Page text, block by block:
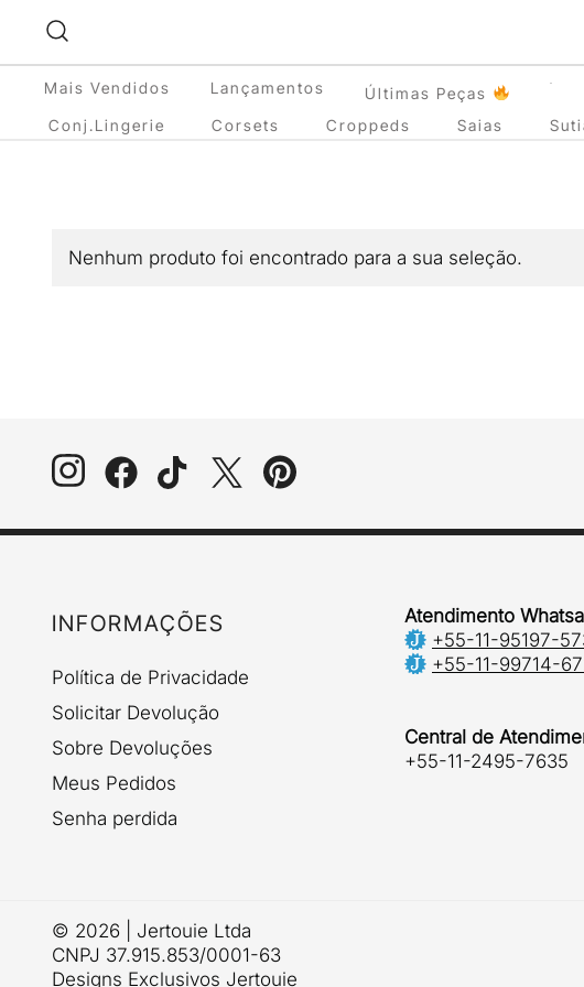
conteúdo
Mais Vendidos Lançamentos Últimas Peças
Conj.Lingerie
Corsets Croppeds Saias
Nenhum produto foi encontrado para a sua seleção.
INFORMAÇÕES
Política de Privacidade
Solicitar Devolução
Sobre Devoluções
Meus Pedidos
Senha perdida
Atendimento
+55-11-95197-
+55-11-99714-
Central de
+55-11-2495-7635
© 2026 | Jertouie Ltda
CNPJ 37.915.853/0001-63
Designs Exclusivos Jertouie